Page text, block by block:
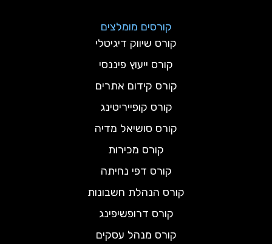
קורסים מומלצים
קורס שיווק דיגיטלי
קורס ייעוץ פיננסי
קורס קידום אתרים
קורס קופייריטינג
קורס סושיאל מדיה
קורס מכירות
קורס דפי נחיתה
קורס הנהלת חשבונות
קורס דרופשיפינג
קורס מנהל עסקים